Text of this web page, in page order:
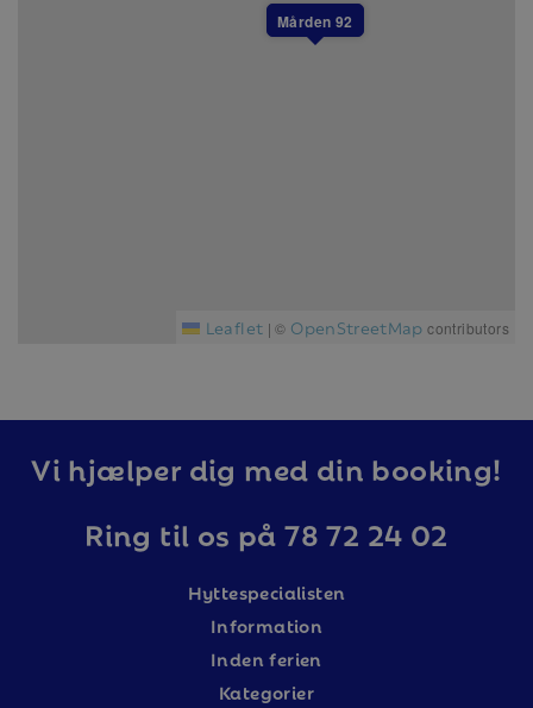
I detta boende är det inte tillåtet att ha husdjur.
Mården 92
Leaflet | © OpenStreetMap contributors
Vi hjælper dig med din booking!
Ring til os på 78 72 24 02
Hyttespecialisten
Information
Inden ferien
Kategorier